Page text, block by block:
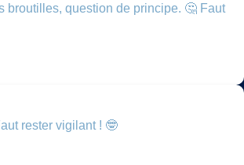
broutilles, question de principe. 🤔 Faut
rester vigilant ! 🤓